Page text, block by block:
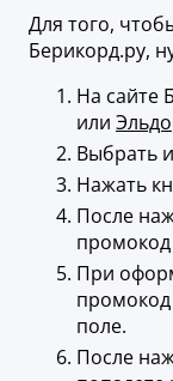
Для того,
Берикорд.ру,
На сайте
или
Выбрать
Нажать
После
При
промокод
поле.
После